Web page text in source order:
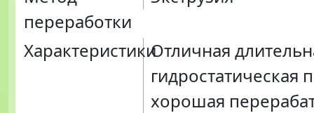
переработки
ХарактеристикиОтличная
гидростатическая
хорошая